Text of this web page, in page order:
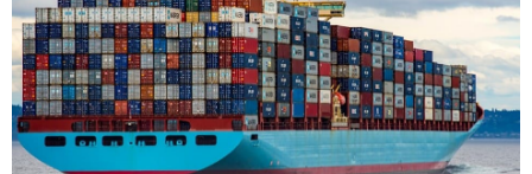
珍、許嫣茹、盧陽正、黃嘉淇，2016…